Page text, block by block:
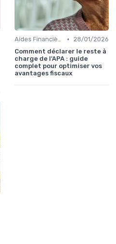
Aides Financières et Subventions •
28/01/2026
Comment déclarer le reste à
charge de l’APA : guide
complet pour optimiser vos
avantages fiscaux